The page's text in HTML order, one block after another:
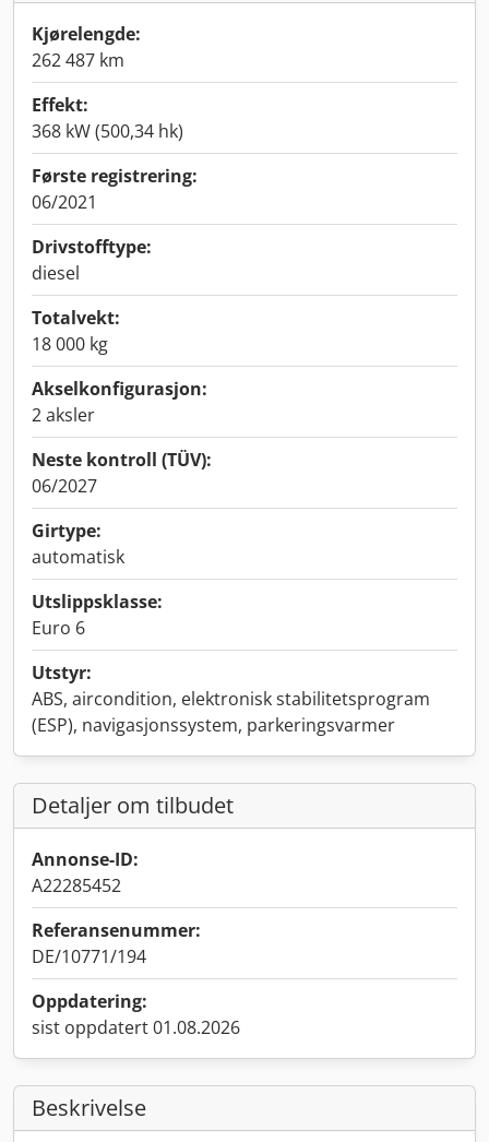
Kjørelengde:
262 487 km
Effekt:
368 kW (500,34 hk)
Første registrering:
06/2021
Drivstofftype:
diesel
Totalvekt:
18 000 kg
Akselkonfigurasjon:
2 aksler
Neste kontroll (TÜV):
06/2027
Girtype:
automatisk
Utslippsklasse:
Euro 6
Utstyr:
ABS, aircondition, elektronisk stabilitetsprogram
(ESP), navigasjonssystem, parkeringsvarmer
Detaljer om tilbudet
Annonse-ID:
A22285452
Referansenummer:
DE/10771/194
Oppdatering:
sist oppdatert 01.08.2026
Beskrivelse